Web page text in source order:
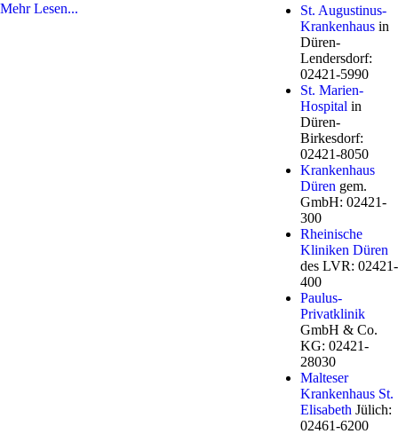
Mehr Lesen...
St. Augustinus-
Krankenhausin
Düren-
Lendersdorf:
02421-5990
St. Marien-
Hospital in
Düren-
Birkesdorf:
02421-8050
Krankenhaus
Düren gem.
GmbH: 02421-
300
Rheinische
Kliniken Düren
des LVR: 02421-
400
Paulus-
Privatklinik
GmbH & Co.
KG: 02421-
28030
Malteser
Krankenhaus St.
Elisabeth Jülich:
02461-6200